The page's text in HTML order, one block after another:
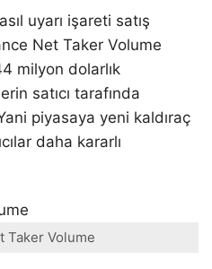
uyarı işareti satış
Net Taker Volume
milyon dolarlık
satıcı tarafında
piyasaya yeni kaldıraç
daha kararlı
Taker Volume